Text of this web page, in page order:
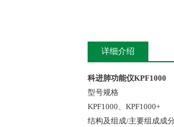
详细介绍
科进肺功能仪KPF1000
型号规格
KPF1000、KPF1000+
结构及组成/主要组成成